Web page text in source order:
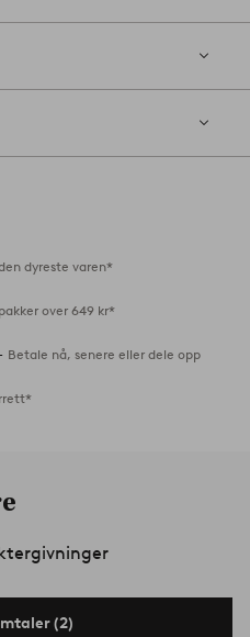
dyreste varen*
over 649 kr*
Betale nå, senere eller dele opp
(2)